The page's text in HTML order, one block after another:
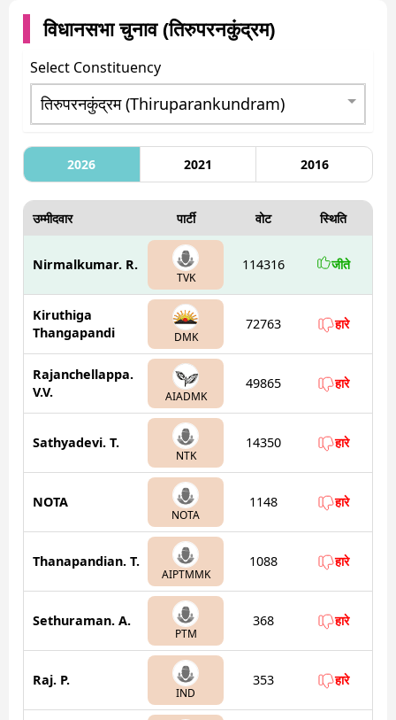
विधानसभा चुनाव (तिरुपरनकुंद्रम)
Select Constituency
2026 2021 2016
उम्मीदवार पार्टी वोट स्थिति
Nirmalkumar. R.
TVK
114316 जीते
Kiruthiga
Thangapandi
DMK
72763 हारे
Rajanchellappa.
V.V.
AIADMK
49865 हारे
Sathyadevi. T.
NTK
14350 हारे
NOTA
NOTA
1148 हारे
Thanapandian. T.
AIPTMMK
1088 हारे
Sethuraman. A.
PTM
368 हारे
Raj. P.
IND
353 हारे